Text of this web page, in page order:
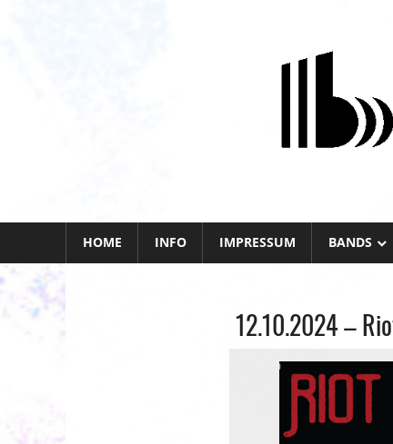
HOME INFO IMPRESSUM BANDS
Allgemein
12.10.2024 –